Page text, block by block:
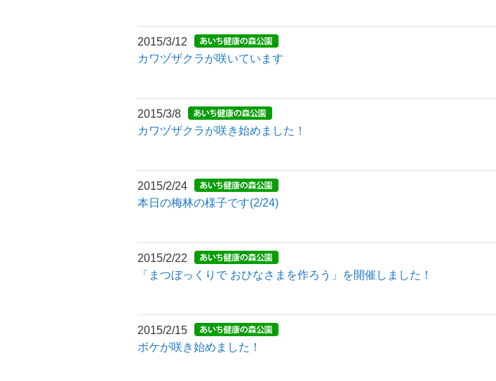
2015/3/12
カワヅザクラが咲いています
2015/3/8
カワヅザクラが咲き始めました！
2015/2/24
本日の梅林の様子です(2/24)
2015/2/22
「まつぼっくりで おひなさまを作ろう」を開催しました！
2015/2/15
ボケが咲き始めました！